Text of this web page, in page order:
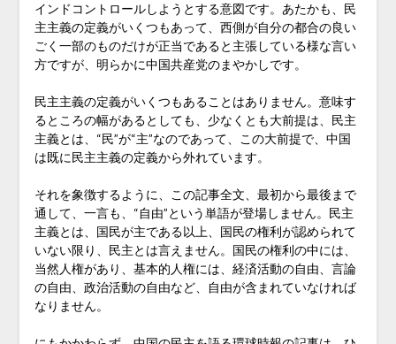
インドコントロールしようとする意図です。あたかも、民
主主義の定義がいくつもあって、西側が自分の都合の良い
ごく一部のものだけが正当であると主張している様な言い
方ですが、明らかに中国共産党のまやかしです。
民主主義の定義がいくつもあることはありません。意味す
るところの幅があるとしても、少なくとも大前提は、民主
主義とは、“民”が“主”なのであって、この大前提で、中国
は既に民主主義の定義から外れています。
それを象徴するように、この記事全文、最初から最後まで
通して、一言も、“自由”という単語が登場しません。民主
主義とは、国民が主である以上、国民の権利が認められて
いない限り、民主とは言えません。国民の権利の中には、
当然人権があり、基本的人権には、経済活動の自由、言論
の自由、政治活動の自由など、自由が含まれていなければ
なりません。